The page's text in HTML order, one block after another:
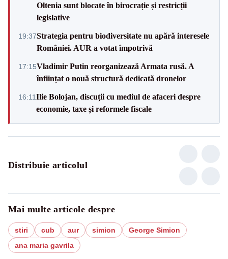
Oltenia sunt blocate în birocrație și restricții
legislative
19:37Strategia pentru biodiversitate nu apără interesele
României. AUR a votat împotrivă
17:15Vladimir Putin reorganizează Armata rusă. A
înființat o nouă structură dedicată dronelor
16:11Ilie Bolojan, discuții cu mediul de afaceri despre
economie, taxe și reformele fiscale
Distribuie articolul
Mai multe articole despre
stiri cub aur simion
George Simion
ana maria gavrila